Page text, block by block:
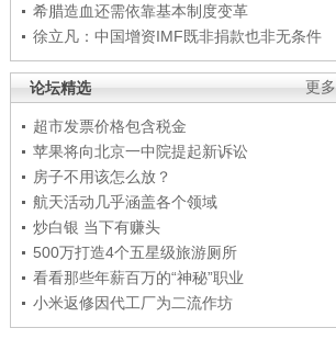
希腊造血还需依靠基本制度变革
徐立凡：中国增资IMF既非捐款也非无条件
更多
论坛精选
超市发票价格包含税金
苹果将向北京一中院提起新诉讼
房子不用该怎么放？
航天活动几乎涵盖各个领域
炒白银 当下有赚头
500万打造4个五星级旅游厕所
看看那些年薪百万的“神秘”职业
小米返修因代工厂为二流作坊